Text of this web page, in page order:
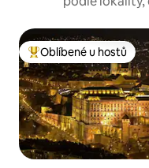
Nejlepší v kategorii
Oblíbené u hostů